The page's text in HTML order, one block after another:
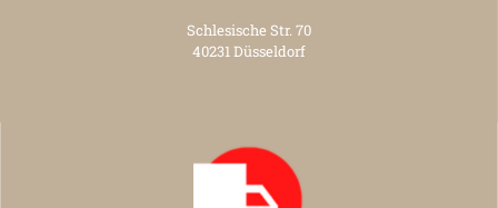
Schlesische Str. 70
40231 Düsseldorf